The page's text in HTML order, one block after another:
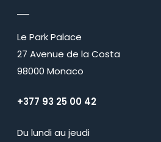
Le Park Palace
27 Avenue de la Costa
98000 Monaco
+377 93 25 00 42
Du lundi au jeudi